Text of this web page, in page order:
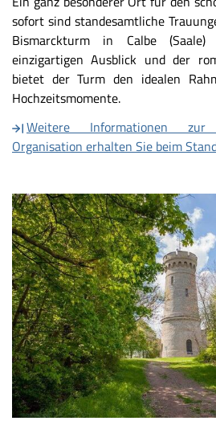
sofort sind standesamtliche
Bismarckturm in Calbe
einzigartigen Ausblick und der
bietet der Turm den idealen
Hochzeitsmomente.
Weitere Informationen zur
Organisation erhalten Sie beim